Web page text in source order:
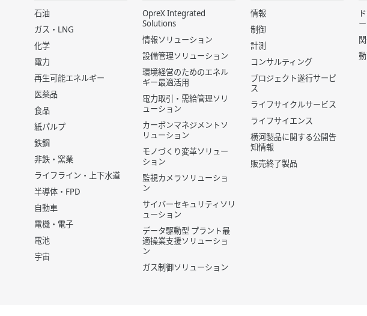
石油
ガス・LNG
化学
電力
再生可能エネルギー
医薬品
食品
紙パルプ
鉄鋼
非鉄・窯業
ライフライン・上下水道
半導体・FPD
自動車
電機・電子
電池
宇宙
OpreX Integrated
Solutions
情報ソリューション
設備管理ソリューション
環境経営のためのエネル
ギー最適活用
電力取引・需給管理ソリ
ューション
カーボンマネジメントソ
リューション
モノづくり変革ソリュー
ション
監視カメラソリューショ
ン
サイバーセキュリティソリ
ューション
データ駆動型 プラント最
適操業支援ソリューショ
ン
ガス制御ソリューション
情報
制御
計測
コンサルティング
プロジェクト遂行サービ
ス
ライフサイクルサービス
ライフサイエンス
横河製品に関する公開告
知情報
販売終了製品